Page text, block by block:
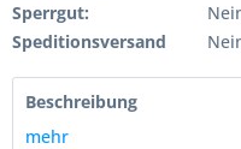
Sperrgut:
Speditionsversand
Beschreibung
mehr